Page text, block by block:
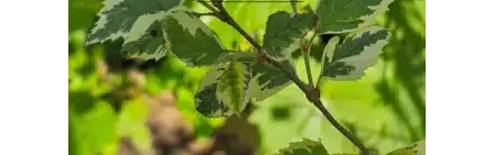
página
de
producto